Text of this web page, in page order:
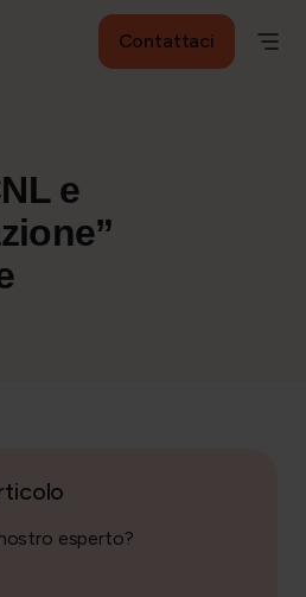
Contattaci
e
esperto?